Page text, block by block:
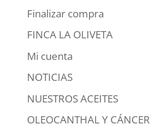
Finalizar compra
FINCA LA OLIVETA
Mi cuenta
NOTICIAS
NUESTROS ACEITES
OLEOCANTHAL Y CÁNCER